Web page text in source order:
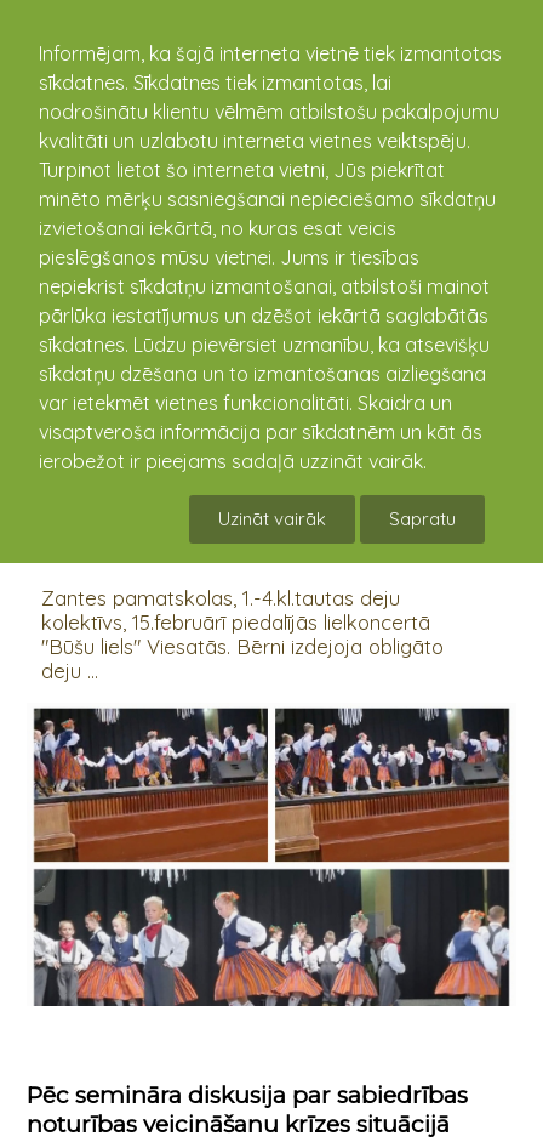
Informējam, ka šajā interneta vietnē tiek izmantotas
sīkdatnes. Sīkdatnes tiek izmantotas, lai
nodrošinātu klientu vēlmēm atbilstošu pakalpojumu
kvalitāti un uzlabotu interneta vietnes veiktspēju.
Turpinot lietot šo interneta vietni, Jūs piekrītat
minēto mērķu sasniegšanai nepieciešamo sīkdatņu
izvietošanai iekārtā, no kuras esat veicis
pieslēgšanos mūsu vietnei. Jums ir tiesības
nepiekrist sīkdatņu izmantošanai, atbilstoši mainot
pārlūka iestatījumus un dzēšot iekārtā saglabātās
sīkdatnes. Lūdzu pievērsiet uzmanību, ka atsevišķu
sīkdatņu dzēšana un to izmantošanas aizliegšana
var ietekmēt vietnes funkcionalitāti. Skaidra un
visaptveroša informācija par sīkdatnēm un kāt ās
ierobežot ir pieejams sadaļā uzzināt vairāk.
Uzināt vairāk Sapratu
kandava.lv
PASĀKUMU
KALENDĀRS
1.-4.kl.tautas deju kolektīvs piedalījās
lielkoncertā "Būšu liels" Viesatās
Zantes pamatskolas, 1.-4.kl.tautas deju
kolektīvs, 15.februārī piedalījās lielkoncertā
"Būšu liels" Viesatās. Bērni izdejoja obligāto
deju ...
Pēc semināra diskusija par sabiedrības
noturības veicināšanu krīzes situācijā